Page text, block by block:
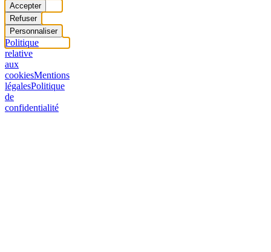
Accepter
Refuser
Personnaliser
Politique
relative
aux
cookiesMentions
légalesPolitique
de
confidentialité